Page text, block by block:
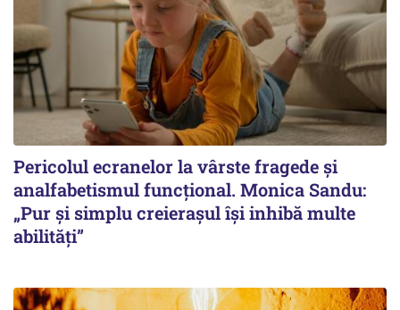
Pericolul ecranelor la vârste fragede și
analfabetismul funcțional. Monica Sandu:
„Pur și simplu creierașul își inhibă multe
abilități”